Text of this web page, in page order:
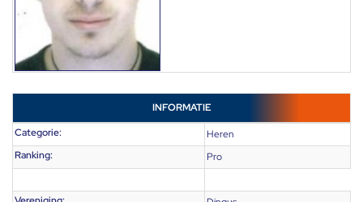
INFORMATIE
Categorie:
Heren
Ranking:
Pro